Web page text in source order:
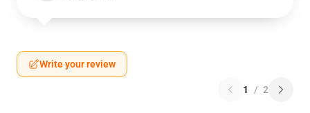
Write your review
1 / 2